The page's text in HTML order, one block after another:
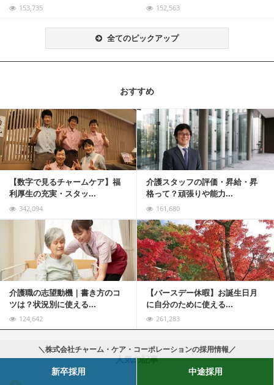
＼株式会社チャーム・ケア・コーポレーションの採用情報／
新卒採用 中途採用
153,735 152,563
全てのピックアップ
おすすめ
【数字で見るチャームケア】福
利厚生の充実・スタッ...
342,094
介護スタッフの評価・昇給・昇
格って？頑張りや能力...
161,680
記事を読む
介護職の志望動機｜書き方のコ
ツは？状況別に使える...
124,642
【バースデー休暇】お誕生日月
に自分のために使える...
261,283
記事を読む
人気の記事